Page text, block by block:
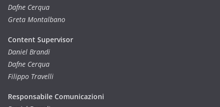
Dafne Cerqua
Greta Montalbano
Content Supervisor
Daniel Brandi
Dafne Cerqua
Filippo Travelli
Responsabile Comunicazioni